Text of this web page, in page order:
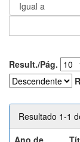
Result./Pág.
Resultado 1-1
Ano de